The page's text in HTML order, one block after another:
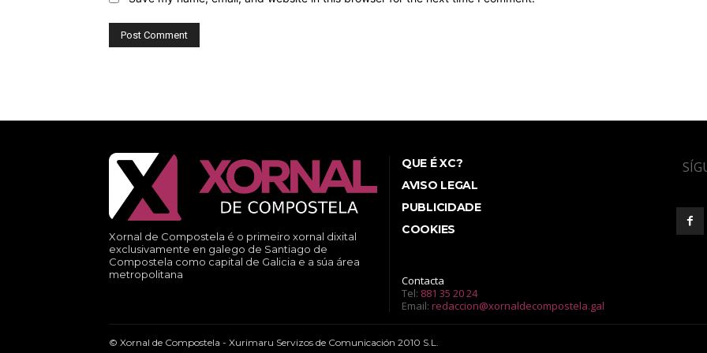
Xornal de Compostela é o primeiro xornal dixital
exclusivamente en galego de Santiago de
Compostela como capital de Galicia e a súa área
metropolitana
QUE É XC?
AVISO LEGAL
PUBLICIDADE
COOKIES
Contacta
Tel: 881 35 20 24
Email: redaccion@xornaldecompostela.gal
© Xornal de Compostela - Xurimaru Servizos de Comunicación 2010 S.L.